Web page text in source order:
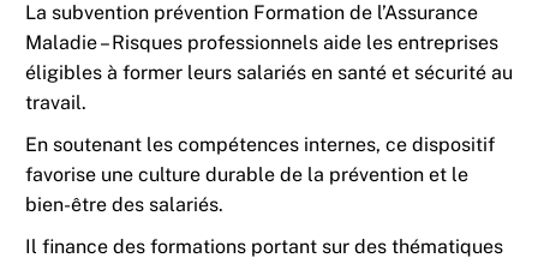
La subvention prévention Formation de l’Assurance
Maladie – Risques professionnels aide les entreprises
éligibles à former leurs salariés en santé et sécurité au
travail.
En soutenant les compétences internes, ce dispositif
favorise une culture durable de la prévention et le
bien-être des salariés.
Il finance des formations portant sur des thématiques